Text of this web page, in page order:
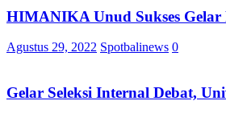
HIMANIKA Unud Sukses Gelar
Agustus 29, 2022 Spotbalinews 0
Gelar Seleksi Internal Debat,